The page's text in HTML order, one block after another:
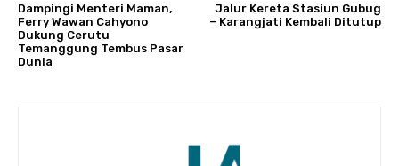
Dampingi Menteri Maman,
Ferry Wawan Cahyono
Dukung Cerutu
Temanggung Tembus Pasar
Dunia
Jalur Kereta Stasiun Gubug
– Karangjati Kembali Ditutup